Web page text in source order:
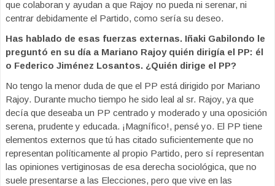
que colaboran y ayudan a que Rajoy no pueda ni serenar, ni
centrar debidamente el Partido, como sería su deseo.
Has hablado de esas fuerzas externas. Iñaki Gabilondo le
preguntó en su día a Mariano Rajoy quién dirigía el PP: él
o Federico Jiménez Losantos. ¿Quién dirige el PP?
No tengo la menor duda de que el PP está dirigido por Mariano
Rajoy. Durante mucho tiempo he sido leal al sr. Rajoy, ya que
decía que deseaba un PP centrado y moderado y una oposición
serena, prudente y educada. ¡Magnífico!, pensé yo. El PP tiene
elementos externos que tú has citado suficientemente que no
representan políticamente al propio Partido, pero sí representan
las opiniones vertiginosas de esa derecha sociológica, que no
suele presentarse a las Elecciones, pero que vive en las